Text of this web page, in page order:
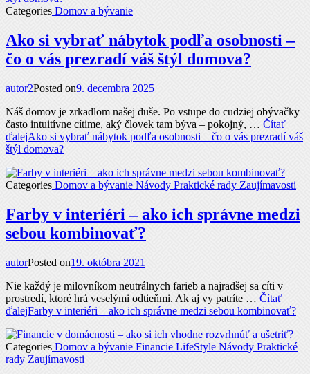
Categories Domov a bývanie
Ako si vybrať nábytok podľa osobnosti –
čo o vás prezradí váš štýl domova?
autor2Posted on9. decembra 2025
Náš domov je zrkadlom našej duše. Po vstupe do cudziej obývačky
často intuitívne cítime, aký človek tam býva – pokojný, … Čítať
ďalejAko si vybrať nábytok podľa osobnosti – čo o vás prezradí váš
štýl domova?
Categories Domov a bývanie Návody Praktické rady Zaujímavosti
Farby v interiéri – ako ich správne medzi
sebou kombinovať?
autorPosted on19. októbra 2021
Nie každý je milovníkom neutrálnych farieb a najradšej sa cíti v
prostredí, ktoré hrá veselými odtieňmi. Ak aj vy patríte … Čítať
ďalejFarby v interiéri – ako ich správne medzi sebou kombinovať?
Categories Domov a bývanie Financie LifeStyle Návody Praktické
rady Zaujímavosti